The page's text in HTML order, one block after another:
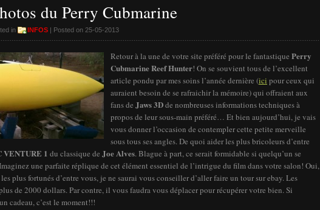
du Perry Cubmarine
in INFOS | Posted on 25-05-2013
Retour à la une de votre site préféré pour le fantastique Perry
Cubmarine Reef Hunter! On se souvient tous de l’excellent
article pondu par mes soins l’année dernière (ici pour ceux qui
auraient besoin de se rafraichir la mémoire) qui offraient aux
fans de Jaws 3Dde nombreuses informations techniques à
propos de leur sous-main préféré… Et bien aujourd’hui, je vais
vous donner l’occasion de contempler cette petite merveille
sous tous ses angles. De quoi aider les plus bricoleurs d’entre
VENTURE 1 du classique de Joe Alves. Blague à part, ce serait formidable si quelqu’un se
une parfaite réplique de cet élément essentiel de l’intrigue du film dans votre salon! Oui,
plus fortunés d’entre vous, je ne saurai vous conseiller d’aller faire un tour sur ebay. Les
de 2000 dollars. Par contre, il vous faudra vous déplacer pour récupérer votre bien. Si
cadeau, c’est le moment!!!